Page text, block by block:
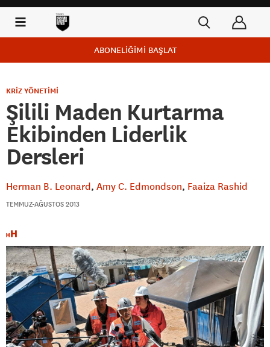
ABONELİĞİMİ BAŞLAT
KRİZ YÖNETİMİ
Şilili Maden Kurtarma
Ekibinden Liderlik
Dersleri
Herman B. Leonard Amy C. Edmondson Faaiza Rashid
TEMMUZ-AĞUSTOS 2013